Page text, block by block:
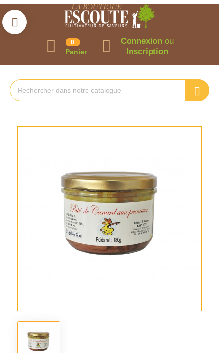
0
Panier
Connexion ou
Inscription